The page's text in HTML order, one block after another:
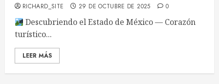
RICHARD_SITE 29 DE OCTUBRE DE 2025 0
Descubriendo el Estado de México — Corazón
turístico...
LEER MÁS